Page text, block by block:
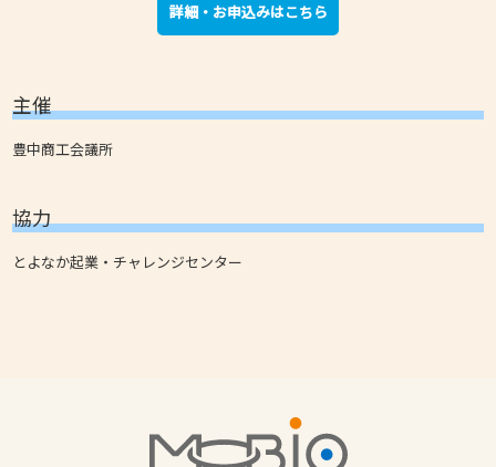
詳細・お申込みはこちら
主催
豊中商工会議所
協力
とよなか起業・チャレンジセンター